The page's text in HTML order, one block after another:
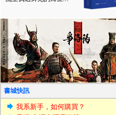
書城快訊
我系新手，如何購買？